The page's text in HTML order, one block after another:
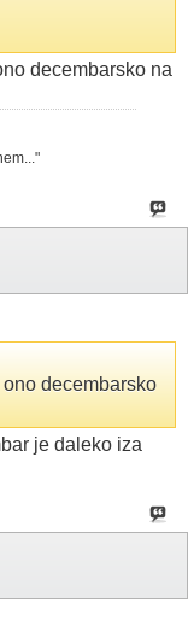
decembarsko na
decembarsko
je daleko iza